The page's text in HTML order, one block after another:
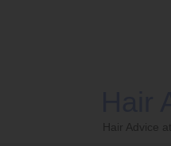
Hair Advice